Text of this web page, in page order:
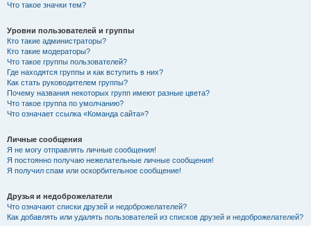
Что такое значки тем?
Уровни пользователей и группы
Кто такие администраторы?
Кто такие модераторы?
Что такое группы пользователей?
Где находятся группы и как вступить в них?
Как стать руководителем группы?
Почему названия некоторых групп имеют разные цвета?
Что такое группа по умолчанию?
Что означает ссылка «Команда сайта»?
Личные сообщения
Я не могу отправлять личные сообщения!
Я постоянно получаю нежелательные личные сообщения!
Я получил спам или оскорбительное сообщение!
Друзья и недоброжелатели
Что означают списки друзей и недоброжелателей?
Как добавлять или удалять пользователей из списков друзей и недоброжелателей?